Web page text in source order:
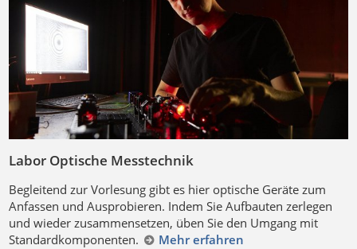
Labor Optische Messtechnik
Begleitend zur Vorlesung gibt es hier optische Geräte zum
Anfassen und Ausprobieren. Indem Sie Aufbauten zerlegen
und wieder zusammensetzen, üben Sie den Umgang mit
Standardkomponenten.
Mehr erfahren